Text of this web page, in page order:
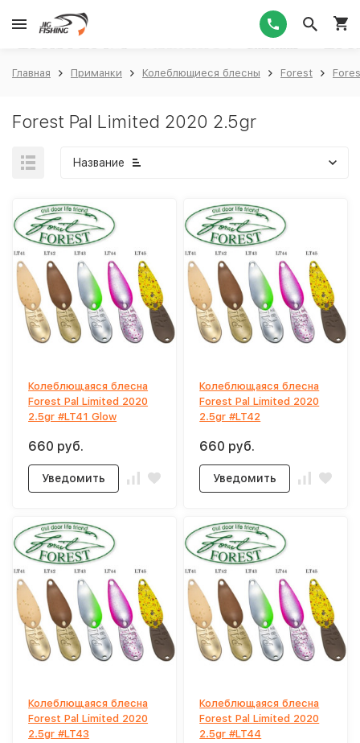
Главная Приманки Колеблющиеся блесны Forest
Forest Pal Limited 2020 2.5gr
Название
Колеблющаяся блесна
Forest Pal Limited 2020
2.5gr #LT41 Glow
660 руб.
Уведомить
Колеблющаяся блесна
Forest Pal Limited 2020
2.5gr #LT42
660 руб.
Уведомить
Колеблющаяся блесна
Forest Pal Limited 2020
2.5gr #LT43
Колеблющаяся блесна
Forest Pal Limited 2020
2.5gr #LT44